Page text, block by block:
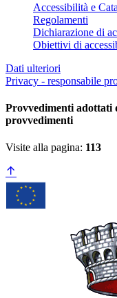
Accessibilità e
Regolamenti
Dichiarazione di
Obiettivi di
Dati ulteriori
Privacy - responsabile
Provvedimenti adottati
provvedimenti
Visite alla pagina: 113